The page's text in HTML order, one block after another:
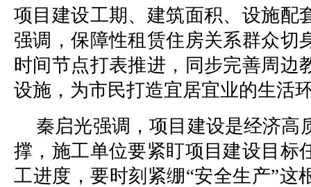
项目建设工期、建筑面积、设施配
强调，保障性租赁住房关系群众切
时间节点打表推进，同步完善周边
设施，为市民打造宜居宜业的生活
秦启光强调，项目建设是经济高
撑，施工单位要紧盯项目建设目标
工进度，要时刻紧绷“安全生产”这